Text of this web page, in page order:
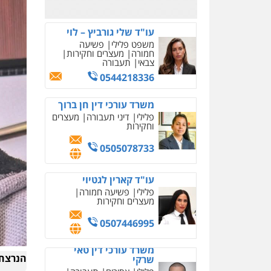
עו"ד שלי גורביץ – לוי
משפט פלילי פשיעה
חמורה מעצרים וחקירות
צבאי תעבורה
0544218336
משרד עורכי דין חן ברוך
פלילי דיני תעבורה מעצרים
וחקירות
0505078733
עו"ד קארין לגטיוי
פלילי פשיעה חמורה
מעצרים וחקירות
0507446995
משרד עורכי דין טאי
שרקי